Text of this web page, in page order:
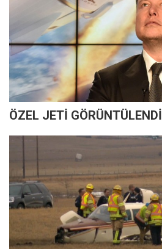
ÖZEL JETİ GÖRÜNTÜLENDİ